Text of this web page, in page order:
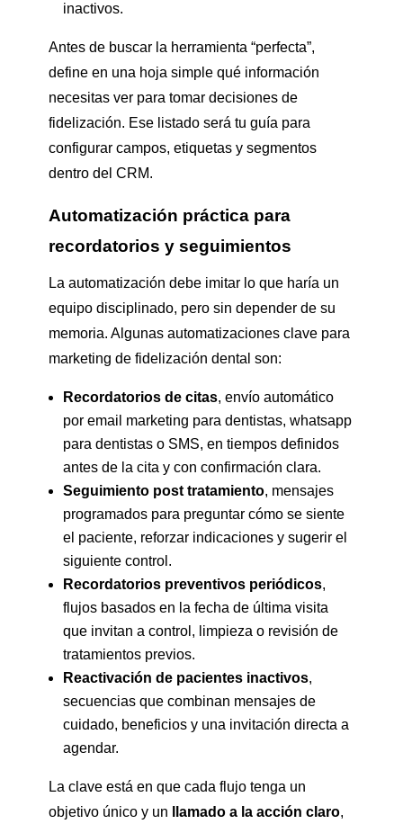
inactivos.
Antes de buscar la herramienta “perfecta”,
define en una hoja simple qué información
necesitas ver para tomar decisiones de
fidelización. Ese listado será tu guía para
configurar campos, etiquetas y segmentos
dentro del CRM.
Automatización práctica para
recordatorios y seguimientos
La automatización debe imitar lo que haría un
equipo disciplinado, pero sin depender de su
memoria. Algunas automatizaciones clave para
marketing de fidelización dental son:
Recordatorios de citas, envío automático
por email marketing para dentistas, whatsapp
para dentistas o SMS, en tiempos definidos
antes de la cita y con confirmación clara.
Seguimiento post tratamiento, mensajes
programados para preguntar cómo se siente
el paciente, reforzar indicaciones y sugerir el
siguiente control.
Recordatorios preventivos periódicos,
flujos basados en la fecha de última visita
que invitan a control, limpieza o revisión de
tratamientos previos.
Reactivación de pacientes inactivos,
secuencias que combinan mensajes de
cuidado, beneficios y una invitación directa a
agendar.
La clave está en que cada flujo tenga un
objetivo único y un
llamado a la acción claro,